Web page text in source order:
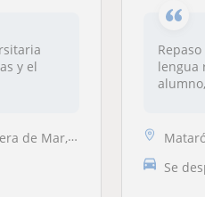
y el
de Llavaneres
lengua
Mataró,
Se